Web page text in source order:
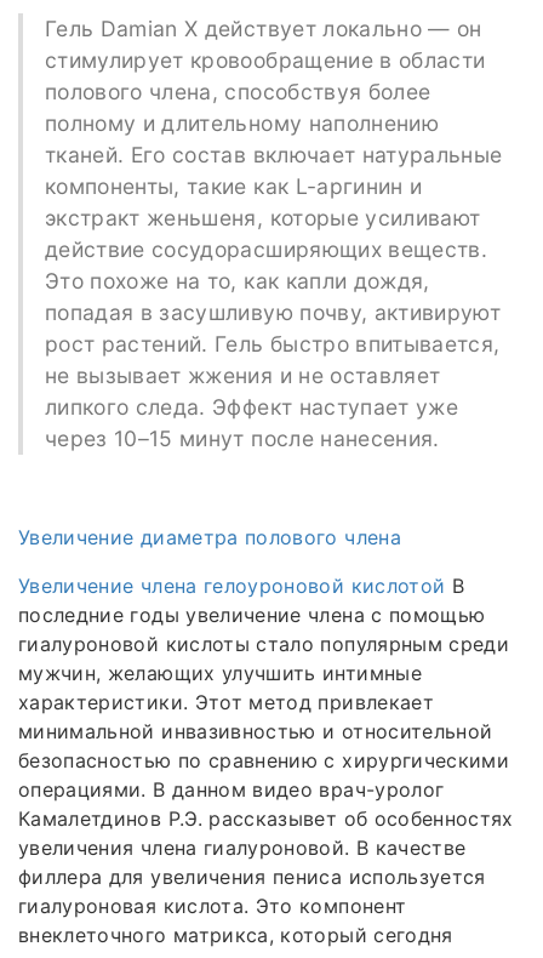
Гель Damian X действует локально — он
стимулирует кровообращение в области
полового члена, способствуя более
полному и длительному наполнению
тканей. Его состав включает натуральные
компоненты, такие как L-аргинин и
экстракт женьшеня, которые усиливают
действие сосудорасширяющих веществ.
Это похоже на то, как капли дождя,
попадая в засушливую почву, активируют
рост растений. Гель быстро впитывается,
не вызывает жжения и не оставляет
липкого следа. Эффект наступает уже
через 10–15 минут после нанесения.
Увеличение диаметра полового члена
Увеличение члена гелоуроновой кислотой В
последние годы увеличение члена с помощью
гиалуроновой кислоты стало популярным среди
мужчин, желающих улучшить интимные
характеристики. Этот метод привлекает
минимальной инвазивностью и относительной
безопасностью по сравнению с хирургическими
операциями. В данном видео врач-уролог
Камалетдинов Р.Э. рассказывет об особенностях
увеличения члена гиалуроновой. В качестве
филлера для увеличения пениса используется
гиалуроновая кислота. Это компонент
внеклеточного матрикса, который сегодня